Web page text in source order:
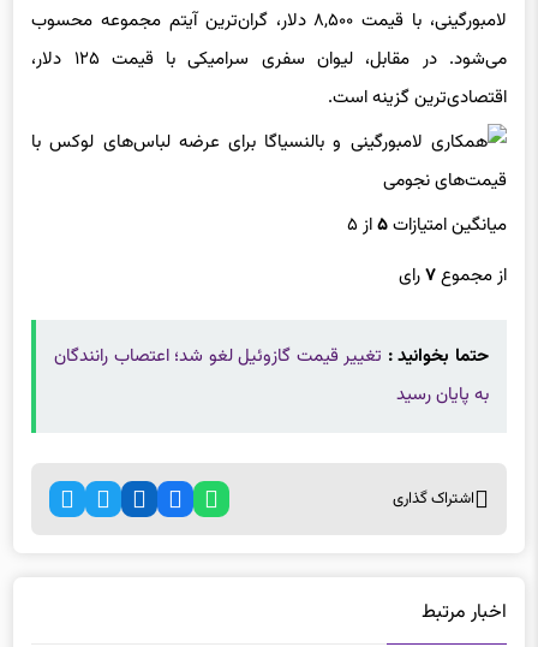
لامبورگینی، با قیمت ۸,۵۰۰ دلار، گران‌ترین آیتم مجموعه محسوب
می‌شود. در مقابل، لیوان سفری سرامیکی با قیمت ۱۲۵ دلار،
اقتصادی‌ترین گزینه است.
میانگین امتیازات۵از ۵
از مجموع۷رای
حتما بخوانید : تغییر قیمت گازوئیل لغو شد؛ اعتصاب رانندگان
به پایان رسید
اشتراک گذاری
اخبار مرتبط